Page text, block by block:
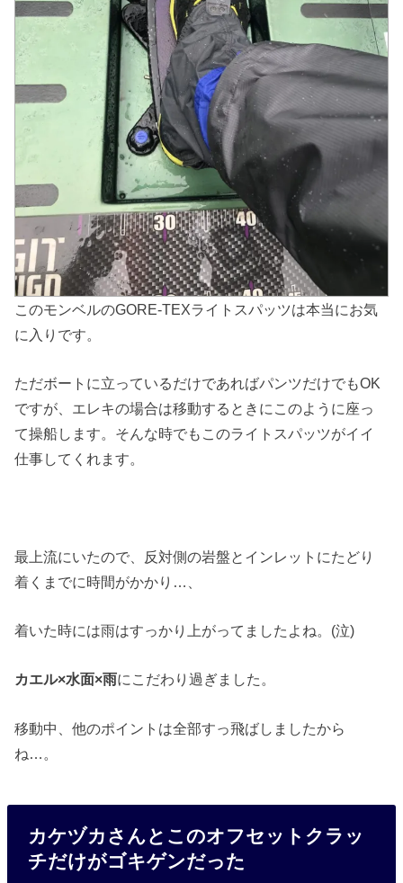
このモンベルのGORE-TEXライトスパッツは本当にお気
に入りです。
ただボートに立っているだけであればパンツだけでもOK
ですが、エレキの場合は移動するときにこのように座っ
て操船します。そんな時でもこのライトスパッツがイイ
仕事してくれます。
最上流にいたので、反対側の岩盤とインレットにたどり
着くまでに時間がかかり…、
着いた時には雨はすっかり上がってましたよね。(泣)
カエル×水面×雨にこだわり過ぎました。
移動中、他のポイントは全部すっ飛ばしましたから
ね…。
カケヅカさんとこのオフセットクラッ
チだけがゴキゲンだった